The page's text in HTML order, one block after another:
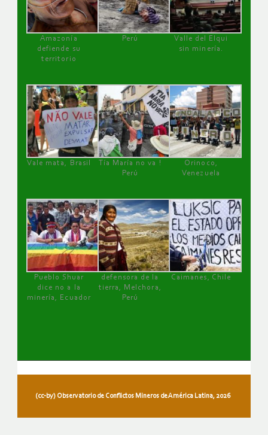
Amazonía
defiende su
territorio
Perú
Valle del Elqui
sin minería.
Vale mata, Brasil
Tía María no va !
Perú
Orinoco,
Venezuela
Pueblo Shuar
dice no a la
minería, Ecuador
defensora de la
tierra, Melchora,
Perú
Caimanes, Chile
(cc-by) Observatorio de Conflictos Mineros de América Latina, 2026